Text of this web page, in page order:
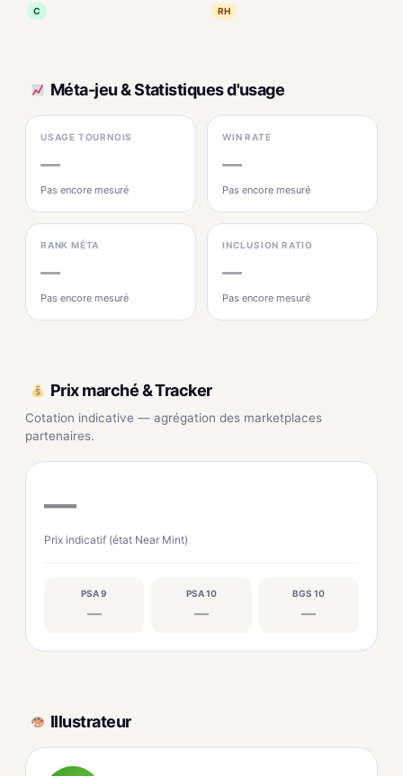
C RH
Méta-jeu & Statistiques d'usage
USAGE TOURNOIS
—
Pas encore mesuré
WIN RATE
—
Pas encore mesuré
RANK MÉTA
—
Pas encore mesuré
INCLUSION RATIO
—
Pas encore mesuré
Prix marché & Tracker
Cotation indicative — agrégation des marketplaces
partenaires.
—
Prix indicatif (état Near Mint)
PSA 9
—
PSA 10
—
BGS 10
—
Illustrateur